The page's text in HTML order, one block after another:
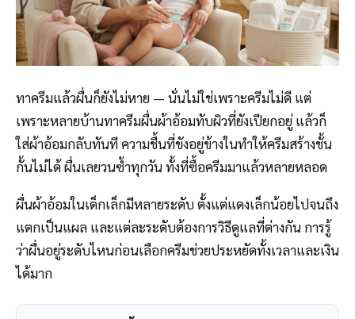
ทาครีมแล้วผื่นก็ยังไม่หาย — นั่นไม่ใช่เพราะครีมไม่ดี แต่
เพราะหลายบ้านทาครีมผื่นผ้าอ้อมทับผิวที่ยังเปียกอยู่ แล้วก็
ใส่ผ้าอ้อมกลับทันที ความชื้นที่ขังอยู่ข้างในทำให้ครีมสร้างชั้น
กั้นไม่ได้ ผื่นเลยวนซ้ำทุกวัน ทั้งที่ซื้อครีมมาแล้วหลายหลอด
ผื่นผ้าอ้อมในเด็กเล็กมีหลายระดับ ตั้งแต่แดงเล็กน้อยไปจนถึง
แตกเป็นแผล และแต่ละระดับต้องการวิธีดูแลที่ต่างกัน การรู้
ว่าผื่นอยู่ระดับไหนก่อนเลือกครีมช่วยประหยัดทั้งเวลาและเงิน
ได้มาก